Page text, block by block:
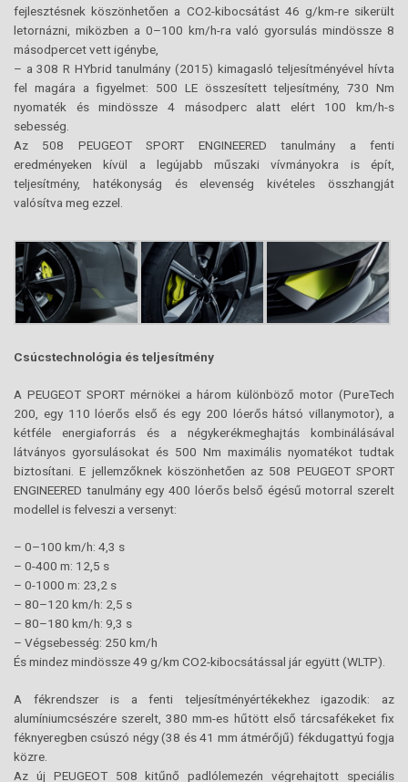
fejlesztésnek köszönhetően a CO2-kibocsátást 46 g/km-re sikerült
letornázni, miközben a 0–100 km/h-ra való gyorsulás mindössze 8
másodpercet vett igénybe,
– a 308 R HYbrid tanulmány (2015) kimagasló teljesítményével hívta
fel magára a figyelmet: 500 LE összesített teljesítmény, 730 Nm
nyomaték és mindössze 4 másodperc alatt elért 100 km/h-s
sebesség.
Az 508 PEUGEOT SPORT ENGINEERED tanulmány a fenti
eredményeken kívül a legújabb műszaki vívmányokra is épít,
teljesítmény, hatékonyság és elevenség kivételes összhangját
valósítva meg ezzel.
Csúcstechnológia és teljesítmény
A PEUGEOT SPORT mérnökei a három különböző motor (PureTech
200, egy 110 lóerős első és egy 200 lóerős hátsó villanymotor), a
kétféle energiaforrás és a négykerékmeghajtás kombinálásával
látványos gyorsulásokat és 500 Nm maximális nyomatékot tudtak
biztosítani. E jellemzőknek köszönhetően az 508 PEUGEOT SPORT
ENGINEERED tanulmány egy 400 lóerős belső égésű motorral szerelt
modellel is felveszi a versenyt:
– 0–100 km/h: 4,3 s
– 0-400 m: 12,5 s
– 0-1000 m: 23,2 s
– 80–120 km/h: 2,5 s
– 80–180 km/h: 9,3 s
– Végsebesség: 250 km/h
És mindez mindössze 49 g/km CO2-kibocsátással jár együtt (WLTP).
A fékrendszer is a fenti teljesítményértékekhez igazodik: az
alumíniumcsészére szerelt, 380 mm-es hűtött első tárcsafékeket fix
féknyeregben csúszó négy (38 és 41 mm átmérőjű) fékdugattyú fogja
közre.
Az új PEUGEOT 508 kitűnő padlólemezén végrehajtott speciális